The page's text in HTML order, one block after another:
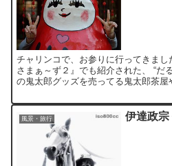
チャリンコで、お参りに行ってきま
さまぁ～ず２』でも紹介された、 “だ
の鬼太郎グッズを売ってる鬼太郎茶屋
風景・旅行 伊達政宗